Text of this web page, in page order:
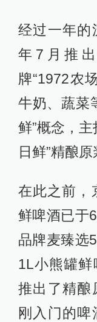
经过一年的
年7月推
牌“1972农
牛奶、蔬菜
鲜”概念，
日鲜”精酿原
在此之前，
鲜啤酒已于
品牌麦臻选
1L小熊罐
推出了精酿
刚入门的啤